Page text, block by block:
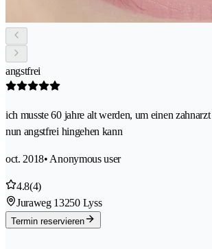
angstfrei
ich musste 60 jahre alt werden, um einen
nun angstfrei hingehen kann
oct. 2018• Anonymous user
4.8(4)
Juraweg 13250 Lyss
Termin reservieren